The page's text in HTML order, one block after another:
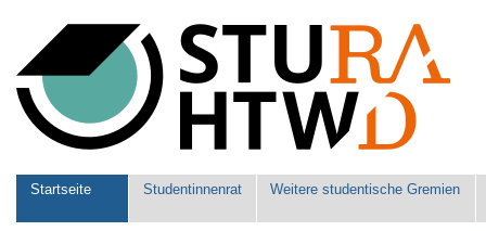
Werkzeuge
Sektionen
Startseite Studentinnenrat Weitere studentische Gremien